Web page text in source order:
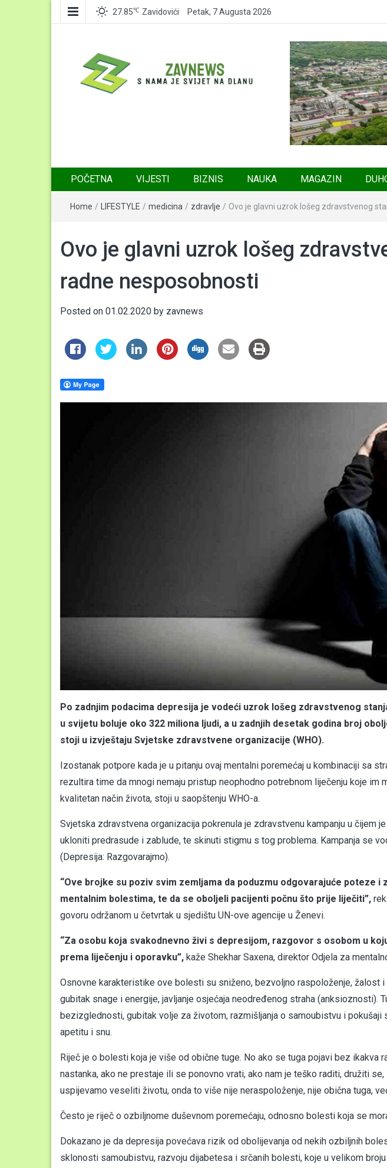
27.85℃ Zavidovići Petak, 7 Augusta 2026
POČETNA VIJESTI BIZNIS NAUKA MAGAZIN
Home / LIFESTYLE / medicina / zdravlje / Ovo je glavni uzrok lošeg zdravstvenog
Ovo je glavni uzrok lošeg
radne nesposobnosti
Posted on 01.02.2020 by zavnews
Po zadnjim podacima depresija je vodeći uzrok lošeg zdravstvenog
u svijetu boluje oko 322 miliona ljudi, a u zadnjih desetak godina broj
stoji u izvještaju Svjetske zdravstvene organizacije (WHO).
Izostanak potpore kada je u pitanju ovaj mentalni poremećaj u kombinaciji sa
rezultira time da mnogi nemaju pristup neophodno potrebnom liječenju koje im
kvalitetan način života, stoji u saopštenju WHO-a.
Svjetska zdravstvena organizacija pokrenula je zdravstvenu kampanju u čijem
ukloniti predrasude i zablude, te skinuti stigmu s tog problema. Kampanja se
(Depresija: Razgovarajmo).
“Ove brojke su poziv svim zemljama da poduzmu odgovarajuće poteze i
mentalnim bolestima, te da se oboljeli pacijenti počnu što prije liječiti”,
govoru održanom u četvrtak u sjedištu UN-ove agencije u Ženevi.
“Za osobu koja svakodnevno živi s depresijom, razgovor s osobom u
prema liječenju i oporavku”, kaže Shekhar Saxena, direktor Odjela za
Osnovne karakteristike ove bolesti su sniženo, bezvoljno raspoloženje, žalost
gubitak snage i energije, javljanje osjećaja neodređenog straha (anksioznosti).
bezizglednosti, gubitak volje za životom, razmišljanja o samoubistvu i pokušaji
apetitu i snu.
Riječ je o bolesti koja je više od obične tuge. No ako se tuga pojavi bez ikakva
nastanka, ako ne prestaje ili se ponovno vrati, ako nam je teško raditi, družiti
uspijevamo veseliti životu, onda to više nije neraspoloženje, nije obična tuga,
Često je riječ o ozbiljnome duševnom poremećaju, odnosno bolesti koja se
Dokazano je da depresija povećava rizik od obolijevanja od nekih ozbiljnih
sklonosti samoubistvu, razvoju dijabetesa i srčanih bolesti, koje u velikom